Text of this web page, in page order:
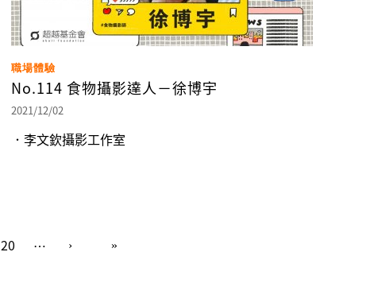
職場體驗
No.114 食物攝影達人－徐博宇
2021/12/02
．李文欽攝影工作室
20 …